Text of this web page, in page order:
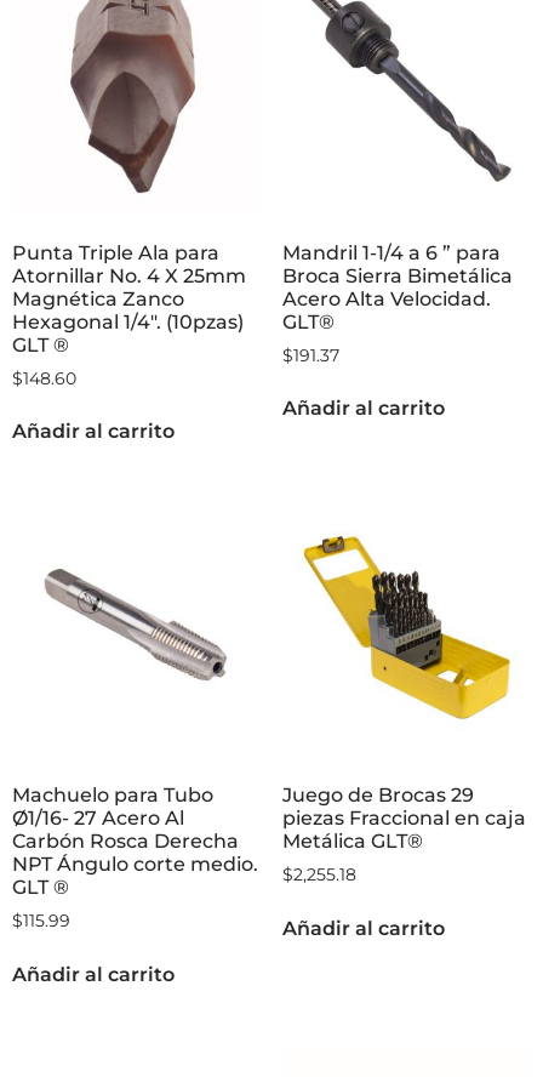
Punta Triple Ala para
Atornillar No. 4 X 25mm
Magnética Zanco
Hexagonal 1/4″. (10pzas)
GLT ®
$148.60
Añadir al carrito
Mandril 1-1/4 a 6 ” para
Broca Sierra Bimetálica
Acero Alta Velocidad.
GLT®
$191.37
Añadir al carrito
Machuelo para Tubo
Ø1/16- 27 Acero Al
Carbón Rosca Derecha
NPT Ángulo corte medio.
GLT ®
$115.99
Añadir al carrito
Juego de Brocas 29
piezas Fraccional en caja
Metálica GLT®
$2,255.18
Añadir al carrito